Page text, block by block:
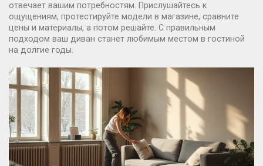
отвечает вашим потребностям. Прислушайтесь к
ощущениям, протестируйте модели в магазине, сравните
цены и материалы, а потом решайте. С правильным
подходом ваш диван станет любимым местом в гостиной
на долгие годы.